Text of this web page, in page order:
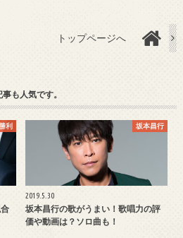
トップページへ
も人気です。
利 坂本昌行
2019.5.30
坂本昌行の歌がうまい！歌唱力の評
価や動画は？ソロ曲も！